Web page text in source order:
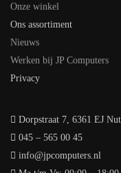
Onze winkel
Ons assortiment
Nieuws
Werken bij JP Computers
Privacy
Dorpstraat 7, 6361 EJ
045 – 565 00 45
info@jpcomputers.nl